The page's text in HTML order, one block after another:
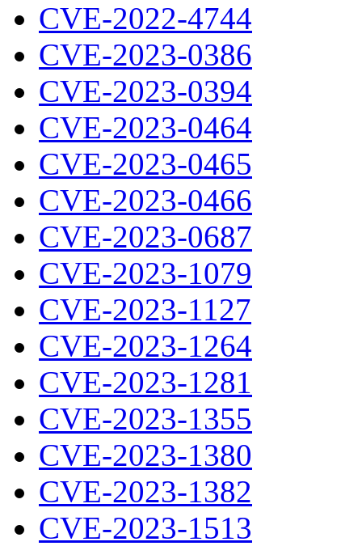
CVE-2022-4744
CVE-2023-0386
CVE-2023-0394
CVE-2023-0464
CVE-2023-0465
CVE-2023-0466
CVE-2023-0687
CVE-2023-1079
CVE-2023-1127
CVE-2023-1264
CVE-2023-1281
CVE-2023-1355
CVE-2023-1380
CVE-2023-1382
CVE-2023-1513